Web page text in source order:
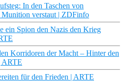
In den Taschen von
Munition verstaut | ZDFinfo
ein Spion den Nazis den Krieg
Korridoren der Macht – Hinter den
ARTE
für den Frieden | ARTE